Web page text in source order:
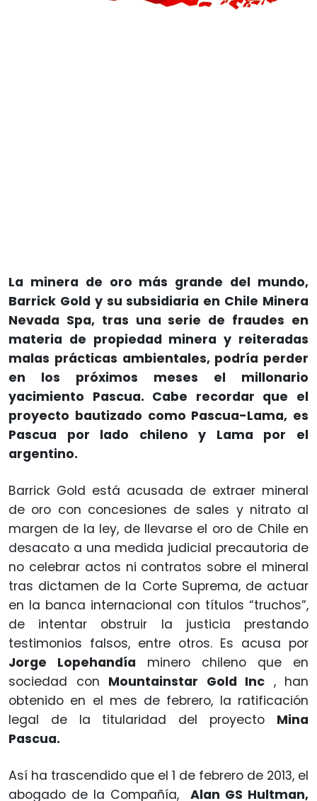
La minera de oro más grande del mundo,
Barrick Gold y su subsidiaria en Chile Minera
Nevada Spa, tras una serie de fraudes en
materia de propiedad minera y reiteradas
malas prácticas ambientales, podría perder
en los próximos meses el millonario
yacimiento Pascua. Cabe recordar que el
proyecto bautizado como Pascua-Lama, es
Pascua por lado chileno y Lama por el
argentino.
Barrick Gold está acusada de extraer mineral
de oro con concesiones de sales y nitrato al
margen de la ley, de llevarse el oro de Chile en
desacato a una medida judicial precautoria de
no celebrar actos ni contratos sobre el mineral
tras dictamen de la Corte Suprema, de actuar
en la banca internacional con títulos “truchos”,
de intentar obstruir la justicia prestando
testimonios falsos, entre otros. Es acusa por
Jorge Lopehandía minero chileno que en
sociedad con Mountainstar Gold Inc , han
obtenido en el mes de febrero, la ratificación
legal de la titularidad del proyecto Mina
Pascua.
Así ha trascendido que el 1 de febrero de 2013, el
abogado de la Compañía, Alan GS Hultman,